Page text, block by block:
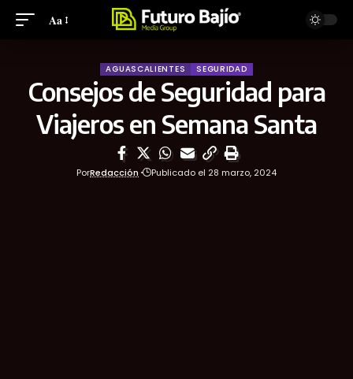
Aa
AGUASCALIENTES SEGURIDAD
Consejos de Seguridad para
Viajeros en Semana Santa
PorRedacción Publicado el 28 marzo, 2024